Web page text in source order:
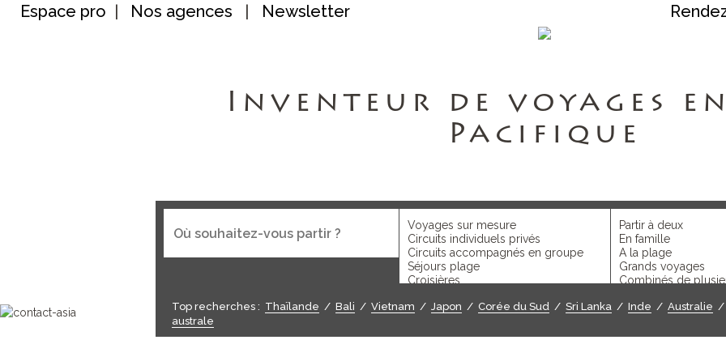
Espace pro | Nos agences | Newsletter
Inventeur de voyages
Pacifique
Top recherches : Thaïlande / Bali / Vietnam / Japon / Corée du Sud / Sri Lanka / Inde / Australie /
australe